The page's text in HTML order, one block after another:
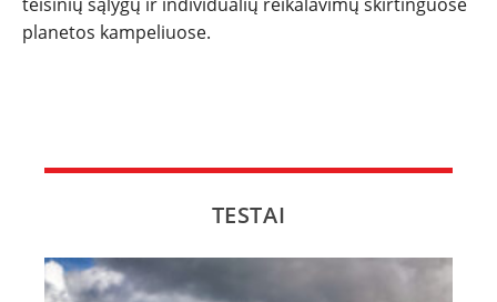
planetos kampeliuose.
TESTAI